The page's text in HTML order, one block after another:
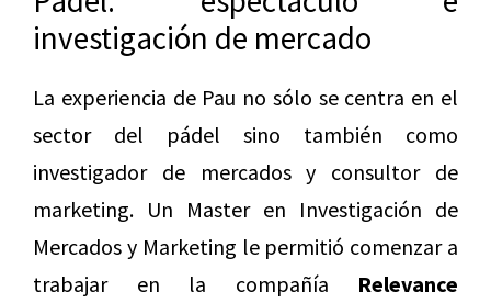
investigación de mercado
La experiencia de Pau no sólo se centra en el
sector del pádel sino también como
investigador de mercados y consultor de
marketing. Un Master en Investigación de
Mercados y Marketing le permitió comenzar a
trabajar en la compañía Relevance